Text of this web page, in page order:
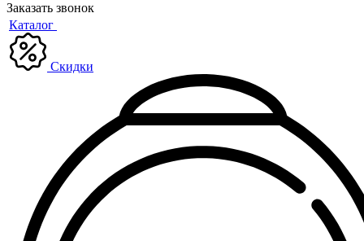
Заказать звонок
Каталог
Скидки